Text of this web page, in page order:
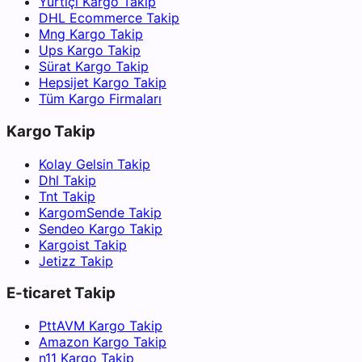
DHL Ecommerce Takip
Mng Kargo Takip
Ups Kargo Takip
Sürat Kargo Takip
Hepsijet Kargo Takip
Tüm Kargo Firmaları
Kargo Takip
Kolay Gelsin Takip
Dhl Takip
Tnt Takip
KargomSende Takip
Sendeo Kargo Takip
Kargoist Takip
Jetizz Takip
E-ticaret Takip
PttAVM Kargo Takip
Amazon Kargo Takip
n11 Kargo Takip